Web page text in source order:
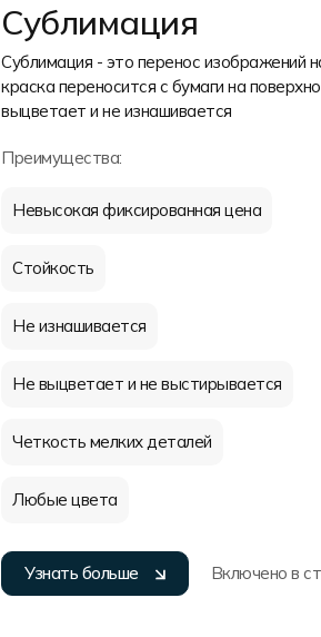
Сублимация
Сублимация - это перенос изображений
краска переносится с бумаги на
выцветает и не изнашивается
Преимущества:
Невысокая фиксированная цена
Стойкость
Не изнашивается
Не выцветает и не выстирывается
Четкость мелких деталей
Любые цвета
Узнать больше Включено в